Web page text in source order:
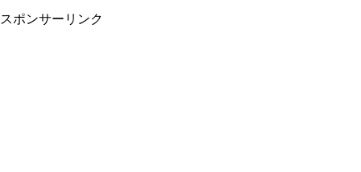
スポンサーリンク